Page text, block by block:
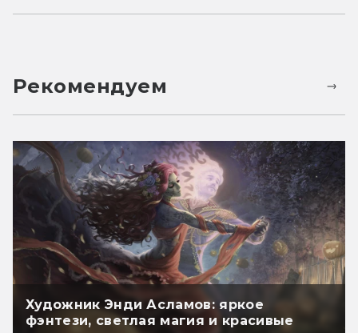
Рекомендуем
Художник Энди Асламов: яркое
фэнтези, светлая магия и красивые